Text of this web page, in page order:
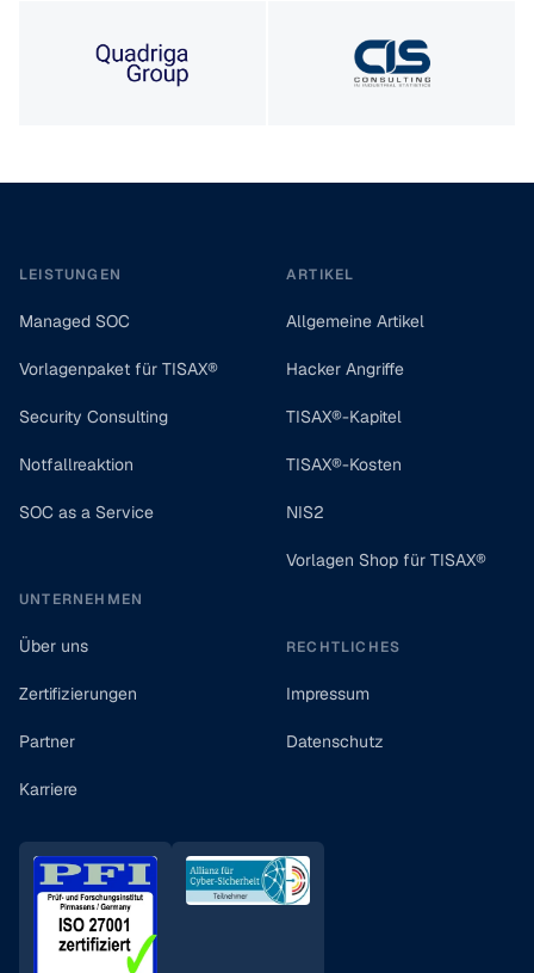
LEISTUNGEN
Managed SOC
Vorlagenpaket für TISAX®
Security Consulting
Notfallreaktion
SOC as a Service
UNTERNEHMEN
Über uns
Zertifizierungen
Partner
Karriere
ARTIKEL
Allgemeine Artikel
Hacker Angriffe
TISAX®-Kapitel
TISAX®-Kosten
NIS2
Vorlagen Shop für TISAX®
RECHTLICHES
Impressum
Datenschutz